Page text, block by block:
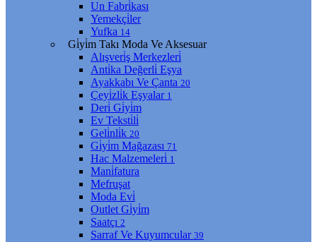
Un Fabri̇kası
Yemekçi̇ler
Yufka 14
Gi̇yi̇m Takı Moda Ve Aksesuar
Alışveri̇ş Merkezleri̇
Anti̇ka Değerli̇ Eşya
Ayakkabı Ve Çanta 20
Çeyi̇zli̇k Eşyalar 1
Deri̇ Gi̇yi̇m
Ev Teksti̇li̇
Geli̇nli̇k 20
Gi̇yi̇m Mağazası 71
Hac Malzemeleri̇ 1
Mani̇fatura
Mefruşat
Moda Evi̇
Outlet Gi̇yi̇m
Saatçı 2
Sarraf Ve Kuyumcular 39